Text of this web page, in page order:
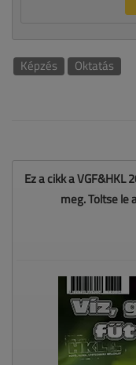
Képzés Oktatás
Ez a cikk a
meg. Töltse le